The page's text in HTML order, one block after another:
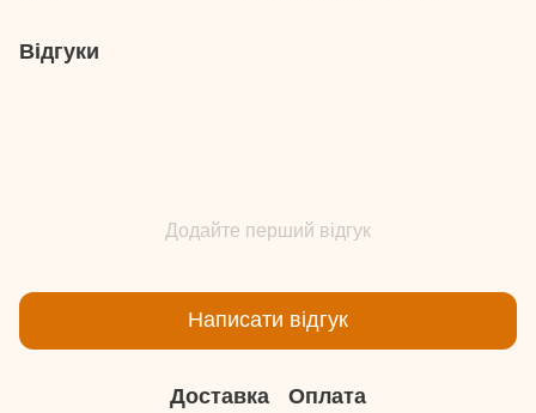
Відгуки
Додайте перший відгук
Написати відгук
Доставка Оплата